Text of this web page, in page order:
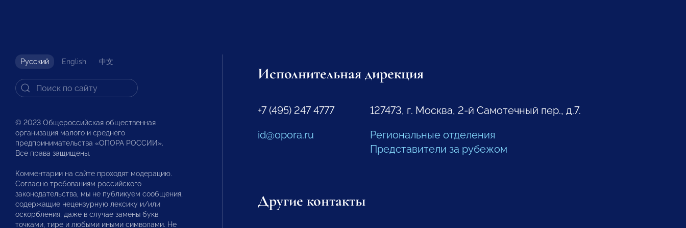
Русский English 中文
© 2023 Общероссийская общественная
организация малого и среднего
предпринимательства «ОПОРА РОССИИ».
Все права защищены.
Комментарии на сайте проходят модерацию.
Согласно требованиям российского
законодательства, мы не публикуем сообщения,
содержащие нецензурную лексику и/или
оскорбления, даже в случае замены букв
точками, тире и любыми иными символами. Не
Исполнительная дирекция
+7 (495) 247 4777
id@opora.ru
127473, г. Москва, 2-й Самотечный пер., д.7.
Региональные отделения
Представители за рубежом
Другие контакты